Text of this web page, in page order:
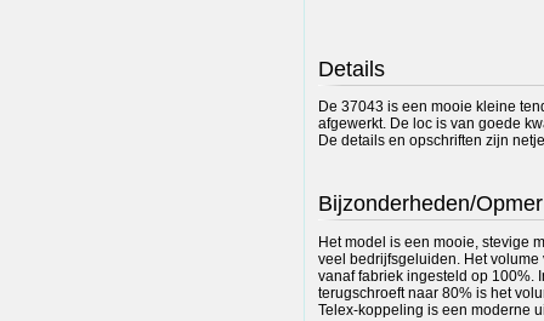
Details
De 37043 is een mooie kleine
afgewerkt. De loc is van goede
De details en opschriften zijn
Bijzonderheden/
Het model is een mooie, stevige
veel bedrijfsgeluiden. Het
vanaf fabriek ingesteld op 100%.
terugschroeft naar 80% is het
Telex-koppeling is een moderne